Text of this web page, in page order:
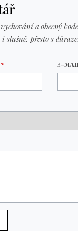
a obecný
slušně, přesto s
* E-